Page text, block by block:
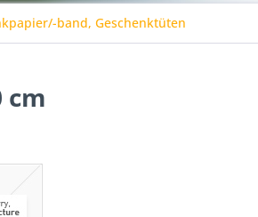
band, Geschenktüten
cm